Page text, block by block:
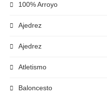
100% Arroyo
Ajedrez
Ajedrez
Atletismo
Baloncesto